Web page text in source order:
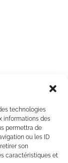
technologies
informations des
permettra de
ou les ID
son
caractéristiques et